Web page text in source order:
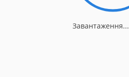
Завантаження...